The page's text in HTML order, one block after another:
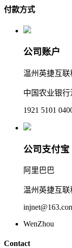
付款方式
公司账户
温州英捷互联
中国农业银
1921 5101
公司支付宝
阿里巴巴
温州英捷互联
WenZhou
Contact